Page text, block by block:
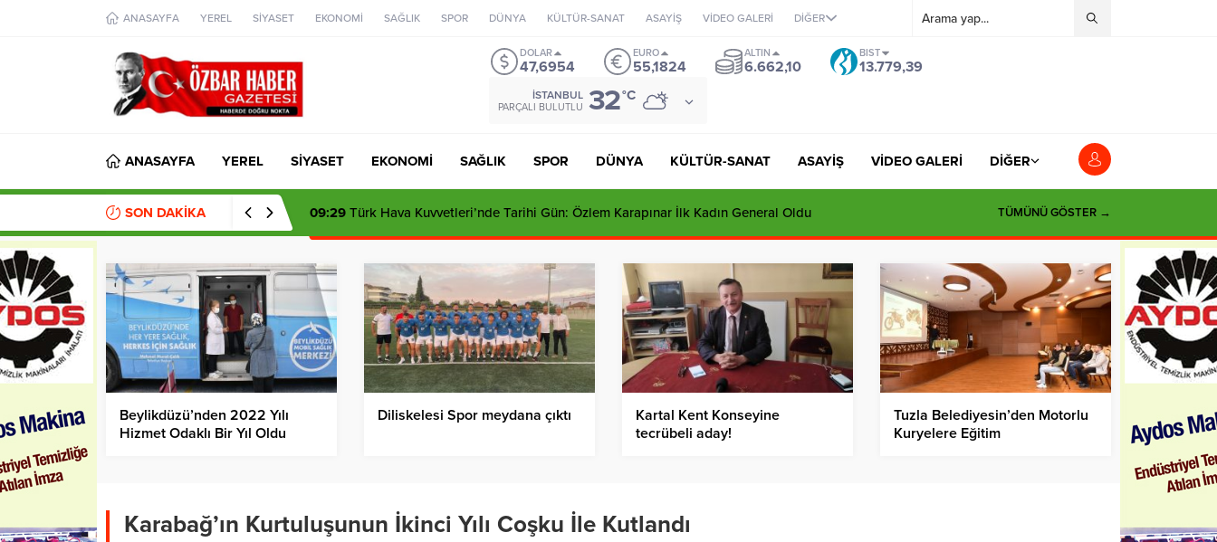
ANASAYFA YEREL SİYASET EKONOMİ SAĞLIK SPOR DÜNYA KÜLTÜR-SANAT ASAYİŞ VİDEO GALERİ DİĞER
DOLAR
47,6954
EURO
55,1824
ALTIN
6.662,10
BIST
13.779,39
İSTANBUL
PARÇALI BULUTLU 32°C
ANASAYFA YEREL SİYASET EKONOMİ SAĞLIK SPOR DÜNYA KÜLTÜR-SANAT ASAYİŞ VİDEO GALERİ DİĞER
SON DAKİKA 09:29 Türk Hava Kuvvetleri’nde Tarihi Gün: Özlem Karapınar İlk Kadın General Oldu TÜMÜNÜ GÖSTER →
Beylikdüzü’nden 2022 Yılı
Hizmet Odaklı Bir Yıl Oldu
Diliskelesi Spor meydana çıktı
Kartal Kent Konseyine
tecrübeli aday!
Tuzla Belediyesin’den Motorlu
Kuryelere Eğitim
Karabağ’ın Kurtuluşunun İkinci Yılı Coşku İle Kutlandı